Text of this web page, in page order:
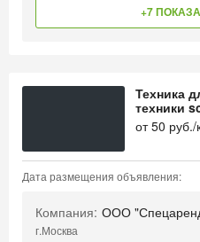
+7
Техника
техники
от50 руб./
Дата размещения объявления:
Компания: ООО
г.Москва